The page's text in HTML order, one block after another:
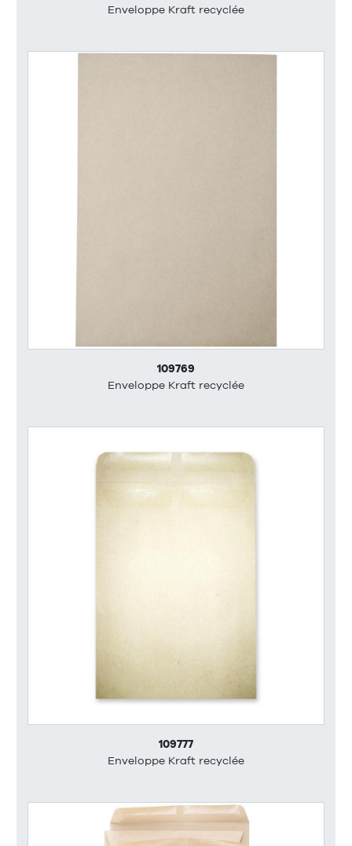
Enveloppe Kraft recyclée
109769
Enveloppe Kraft recyclée
109777
Enveloppe Kraft recyclée